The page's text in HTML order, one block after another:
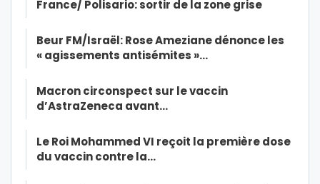
France/ Polisario: sortir de la zone grise
Beur FM/Israël: Rose Ameziane dénonce les
« agissements antisémites »…
Macron circonspect sur le vaccin
d’AstraZeneca avant…
Le Roi Mohammed VI reçoit la première dose
du vaccin contre la…